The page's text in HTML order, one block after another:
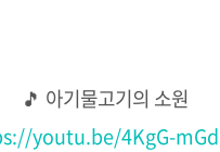
🎵 아기물고기의 소원
youtu.be/4KgG-